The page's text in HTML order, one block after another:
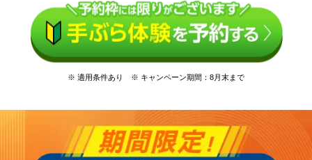
※ 適用条件あり ※ キャンペーン期間：8月末まで